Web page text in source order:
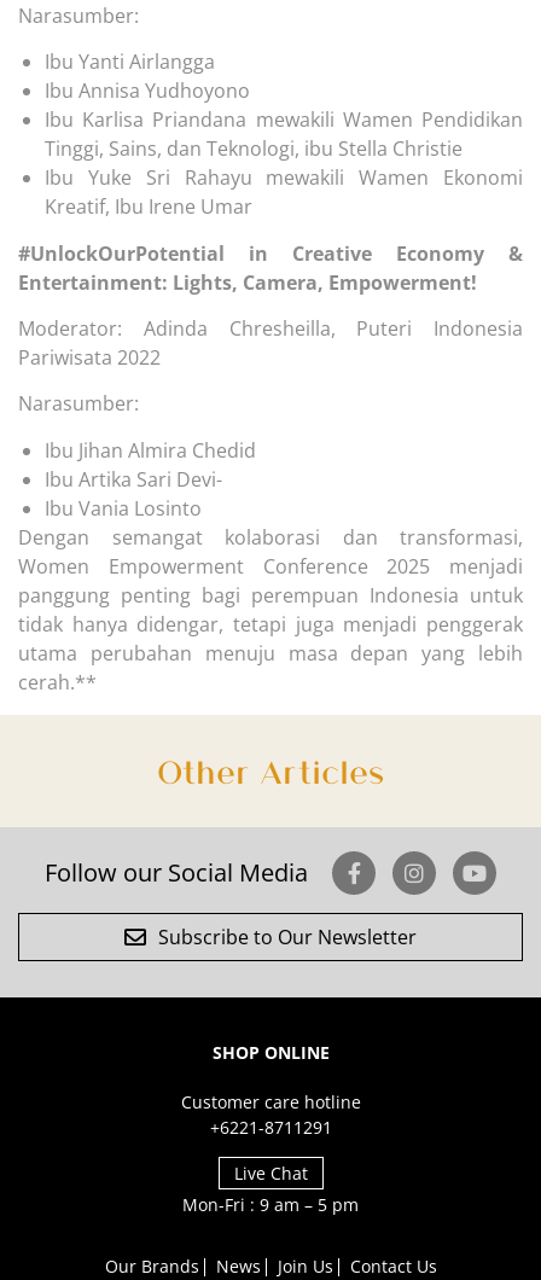
Narasumber:
Ibu Yanti Airlangga
Ibu Annisa Yudhoyono
Ibu Karlisa Priandana mewakili Wamen Pendidikan
Tinggi, Sains, dan Teknologi, ibu Stella Christie
Ibu Yuke Sri Rahayu mewakili Wamen Ekonomi
Kreatif, Ibu Irene Umar
#UnlockOurPotential in Creative Economy &
Entertainment: Lights, Camera, Empowerment!
Moderator: Adinda Chresheilla, Puteri Indonesia
Pariwisata 2022
Narasumber:
Ibu Jihan Almira Chedid
Ibu Artika Sari Devi-
Ibu Vania Losinto
Dengan semangat kolaborasi dan transformasi,
Women Empowerment Conference 2025 menjadi
panggung penting bagi perempuan Indonesia untuk
tidak hanya didengar, tetapi juga menjadi penggerak
utama perubahan menuju masa depan yang lebih
cerah.**
Other Articles
Follow our Social Media
Subscribe to Our Newsletter
SHOP ONLINE
Customer care hotline
+6221-8711291
Live Chat
Mon-Fri : 9 am – 5 pm
Our Brands News Join Us Contact Us